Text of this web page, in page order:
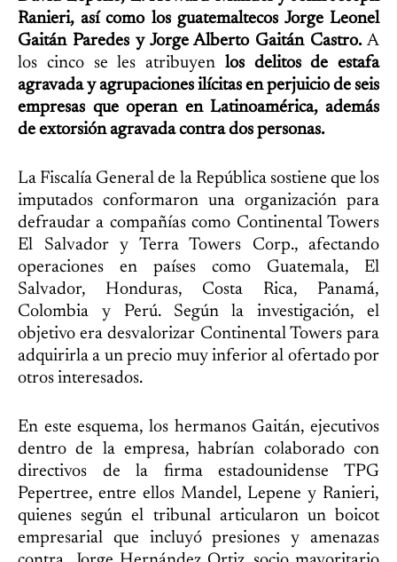
Ranieri, así como los guatemaltecos Jorge Leonel
Gaitán Paredes y Jorge Alberto Gaitán Castro.A
los cinco se les atribuyen los delitos de estafa
agravada y agrupaciones ilícitas en perjuicio de seis
empresas que operan en Latinoamérica, además
de extorsión agravada contra dos personas.
La Fiscalía General de la República sostiene que los
imputados conformaron una organización para
defraudar a compañías como Continental Towers
El Salvador y Terra Towers Corp., afectando
operaciones en países como Guatemala, El
Salvador, Honduras, Costa Rica, Panamá,
Colombia y Perú. Según la investigación, el
objetivo era desvalorizar Continental Towers para
adquirirla a un precio muy inferior al ofertado por
otros interesados.
En este esquema, los hermanos Gaitán, ejecutivos
dentro de la empresa, habrían colaborado con
directivos de la firma estadounidense TPG
Pepertree, entre ellos Mandel, Lepene y Ranieri,
quienes según el tribunal articularon un boicot
empresarial que incluyó presiones y amenazas